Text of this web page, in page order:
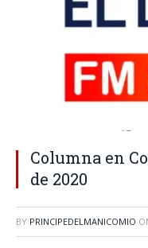
Columna en
de 2020
BY PRINCIPEDELMANICOMIO